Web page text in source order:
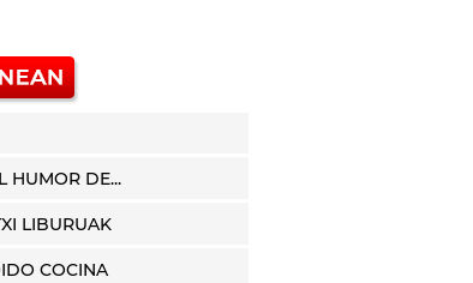
HUMOR DE...
LIBURUAK
COCINA